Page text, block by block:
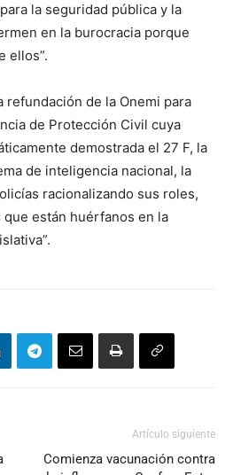
la seguridad pública y la
en la burocracia porque
ellos”.
refundación de la Onemi para
de Protección Civil cuya
demostrada el 27 F, la
de inteligencia nacional, la
racionalizando sus roles,
están huérfanos en la
Artículo siguiente
Comienza vacunación contra